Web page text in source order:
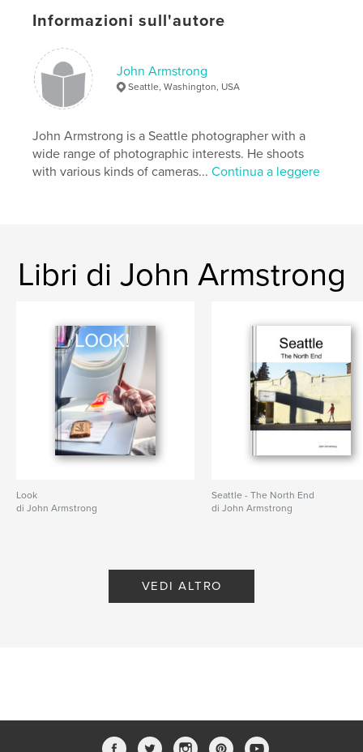
photography , art , transitions
travel
Informazioni sull'autore
John Armstrong
Seattle, Washington, USA
John Armstrong is a Seattle photographer with a
wide range of photographic interests. He shoots
with various kinds of cameras...Continua a leggere
Libri di John Armstrong
Look
di John Armstrong
Seattle - The North End
di John Armstrong
VEDI ALTRO